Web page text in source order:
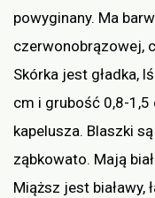
powyginany. Ma
czerwonobrązowej,
Skórka jest gładka,
cm i grubość 0,8-
kapelusza. Blaszki
ząbkowato. Mają
Miąższ jest białawy,